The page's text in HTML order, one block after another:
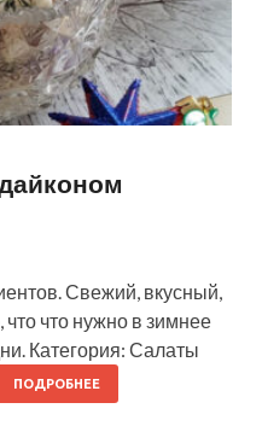
Свежий, вкусный,
что нужно в зимнее
Категория: Салаты
ПОДРОБНЕЕ